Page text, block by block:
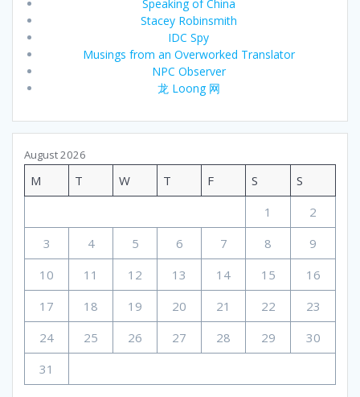
Speaking of China
Stacey Robinsmith
IDC Spy
Musings from an Overworked Translator
NPC Observer
龙 Loong 网
August 2026
M T W T F S
S
1
2
3
4 5 6 7 8
9
10
11 12 13 14 15
16
17
18 19 20 21 22
23
24
25 26 27 28 29
30
31